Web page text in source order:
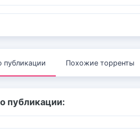
Похожие торренты
публикации: